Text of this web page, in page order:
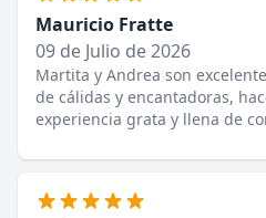
Mauricio Fratte
09 de Julio de 2026
Martita y Andrea son
de cálidas y encantadoras,
experiencia grata y llena de